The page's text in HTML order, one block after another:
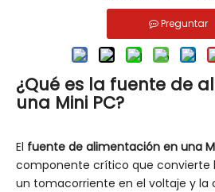
Preguntar
¿Qué es la fuente de
una Mini PC?
El fuente de alimentación en una
componente crítico que convierte
un tomacorriente en el voltaje y la